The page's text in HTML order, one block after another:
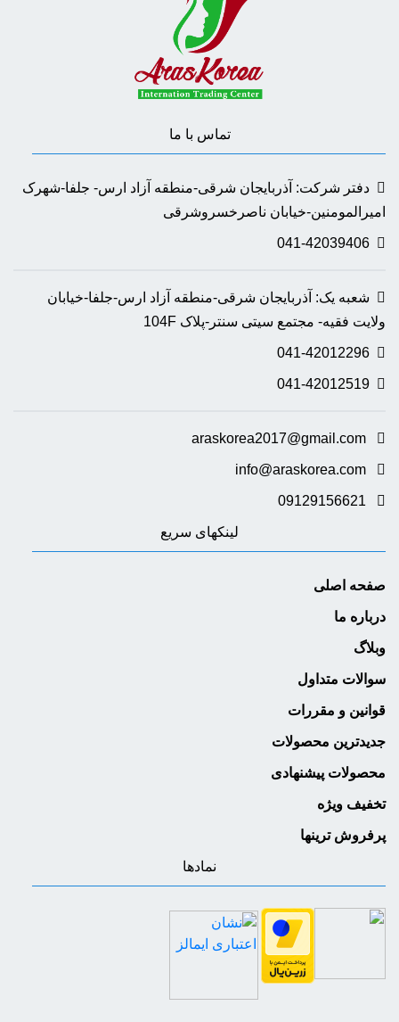
تماس با ما
دفتر شرکت: آذربایجان شرقی-منطقه آزاد ارس- جلفا-شهرک
امیرالمومنین-خیابان ناصرخسروشرقی
041-42039406
شعبه یک: آذربایجان شرقی-منطقه آزاد ارس-جلفا-خیابان
ولایت فقیه- مجتمع سیتی سنتر-پلاک 104F
041-42012296
041-42012519
لینکهای سریع
صفحه اصلی
درباره ما
وبلاگ
سوالات متداول
قوانین و مقررات
جدیدترین محصولات
محصولات پیشنهادی
تخفیف ویژه
پرفروش ترینها
نمادها